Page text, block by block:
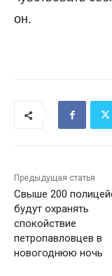
он.
Предыдущая статья
Свыше 200
будут охранять
спокойствие
петропавловцев в
новогоднюю ночь